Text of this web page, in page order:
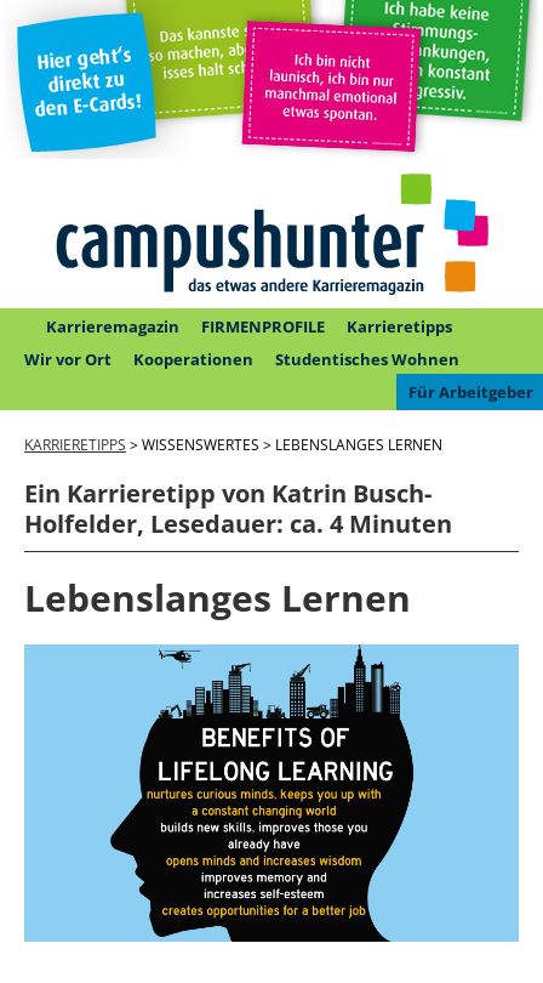
Karrieremagazin FIRMENPROFILE
Karrieretipps
Wir vor Ort
Kooperationen
Studentisches Wohnen
Für Arbeitgeber
KARRIERETIPPS > WISSENSWERTES > LEBENSLANGES LERNEN
Ein Karrieretipp von Katrin Busch-
Holfelder, Lesedauer: ca. 4 Minuten
Lebenslanges Lernen